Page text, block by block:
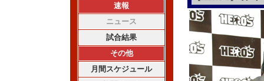
速報
ニュース
試合結果
その他
月間スケジュール